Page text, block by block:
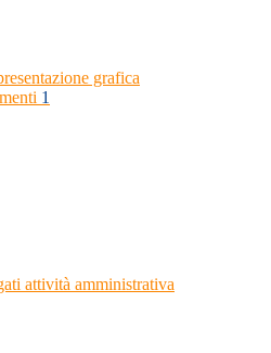
grafica
1
attività amministrativa